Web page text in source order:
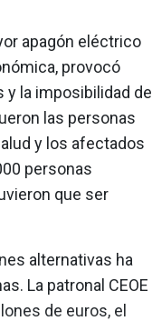
apagón eléctrico
provocó
la imposibilidad de
las personas
y los afectados
personas
que ser
alternativas ha
La patronal CEOE
de euros, el